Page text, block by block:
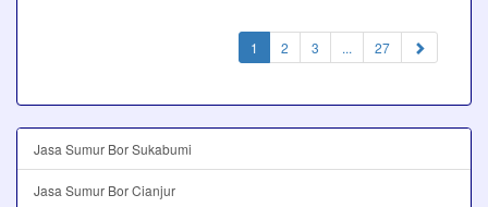
1 (current)
2 3 ... 27
Jasa Sumur Bor Sukabumi
Jasa Sumur Bor Cianjur